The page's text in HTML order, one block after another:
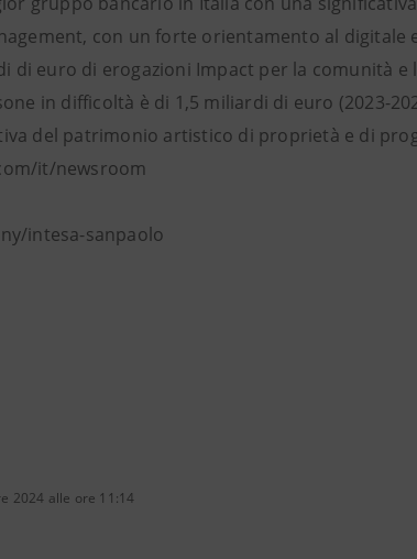
con un forte orientamento al digitale
di euro di erogazioni Impact per la comunità
in difficoltà è di 1,5 miliardi di euro (2023-
del patrimonio artistico di proprietà e di
it/newsroom
intesa-sanpaolo
2024 alle ore 11:14